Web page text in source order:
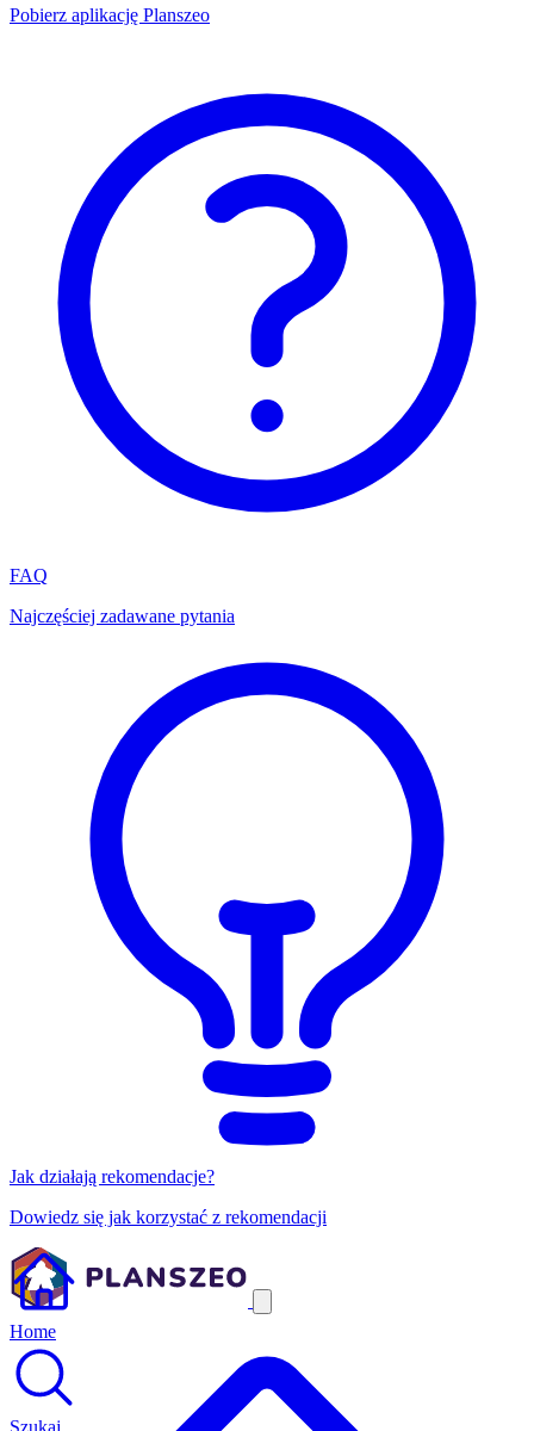
Pobierz aplikację Planszeo
FAQ
Najczęściej zadawane pytania
Jak działają rekomendacje?
Dowiedz się jak korzystać z rekomendacji
Home
Szukaj